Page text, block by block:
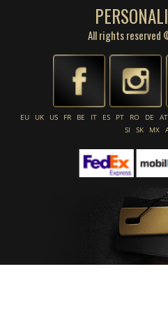
All rights reserved
EU UK US FR BE IT ES PT RO DE AT
SI
SK MX